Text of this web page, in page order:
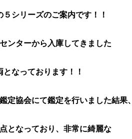
シリーズのご案内です！！
ンターから入庫してきました
となっております！！
定協会にて鑑定を行いました結果、
となっており、非常に綺麗な